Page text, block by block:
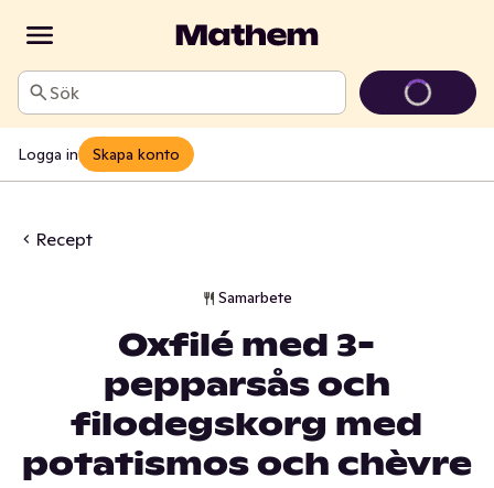
Sök
Logga in Skapa konto
Recept
Samarbete
Oxfilé med 3-
pepparsås och
filodegskorg med
potatismos och chèvre